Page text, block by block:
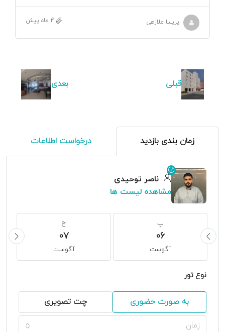
پریسا ملازهی 4 ماه پیش
قبلی بعدی
زمان بندی بازدید درخواست اطلاعات
ناصر توحیدی
مشاهده لیست ها
پ
06
آگوست
ج
07
آگوست
نوع تور
به صورت حضوری چت تصویری
زمان